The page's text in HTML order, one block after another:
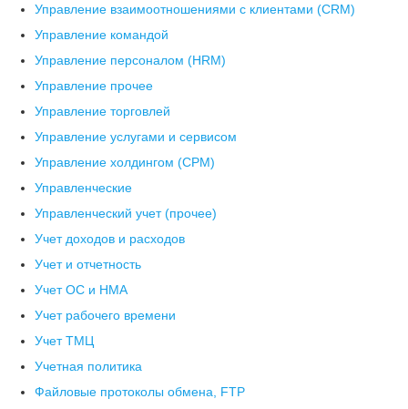
Управление взаимоотношениями с клиентами (СRM)
Управление командой
Управление персоналом (HRM)
Управление прочее
Управление торговлей
Управление услугами и сервисом
Управление холдингом (CPM)
Управленческие
Управленческий учет (прочее)
Учет доходов и расходов
Учет и отчетность
Учет ОС и НМА
Учет рабочего времени
Учет ТМЦ
Учетная политика
Файловые протоколы обмена, FTP